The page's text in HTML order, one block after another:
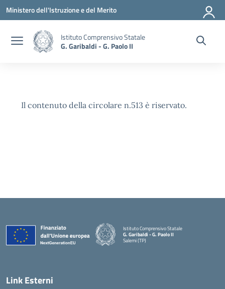
Vai ai contenuti
Vai al menu di navigazione
Vai al footer
Ministero dell'Istruzione e del Merito
Istituto Comprensivo Statale
G. Garibaldi - G. Paolo II
Il contenuto della circolare n.513 è riservato.
Istituto Comprensivo Statale
G. Garibaldi - G. Paolo II
Salemi (TP)
Link Esterni